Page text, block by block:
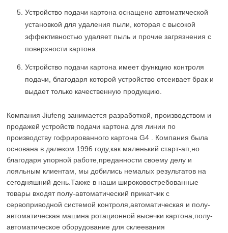
Устройство подачи картона оснащено автоматической
установкой для удаления пыли, которая с высокой
эффективностью удаляет пыль и прочие загрязнения с
поверхности картона.
Устройство подачи картона имеет функцию контроля
подачи, благодаря которой устройство отсеивает брак и
выдает только качественную продукцию.
Компания Jiufeng занимается разработкой, производством и
продажей устройств подачи картона для линии по
производству гофрированного картона G4 . Компания была
основана в далеком 1996 году,как маленький старт-ап,но
благодаря упорной работе,преданности своему делу и
лояльным клиентам, мы добились немалых результатов на
сегодняшний день.Также в наши широковостребованные
товары входят полу-автоматический прикатчик с
сервоприводной системой контроля,автоматическая и полу-
автоматическая машина ротационной высечки картона,полу-
автоматическое оборудование для склеевания